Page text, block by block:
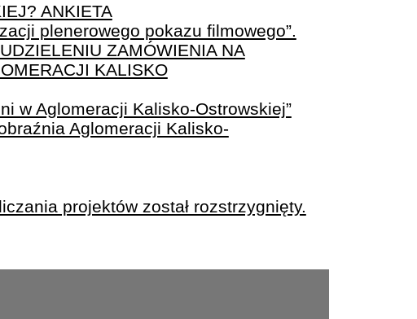
ANKIETA
plenerowego pokazu filmowego”.
ZAMÓWIENIA NA
KALISKO
w Aglomeracji Kalisko-Ostrowskiej”
Aglomeracji Kalisko-
projektów został rozstrzygnięty.